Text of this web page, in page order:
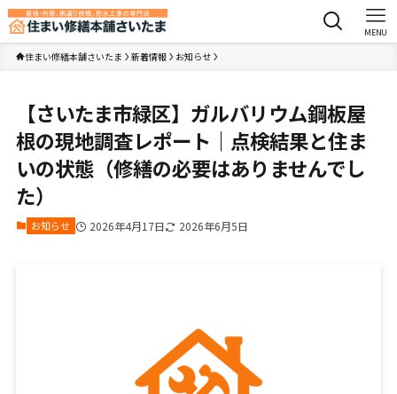
MENU
住まい修繕本舗さいたま 新着情報 お知らせ
【さいたま市緑区】ガルバリウム鋼板屋
根の現地調査レポート｜点検結果と住ま
いの状態（修繕の必要はありませんでし
た）
お知らせ 2026年4月17日 2026年6月5日